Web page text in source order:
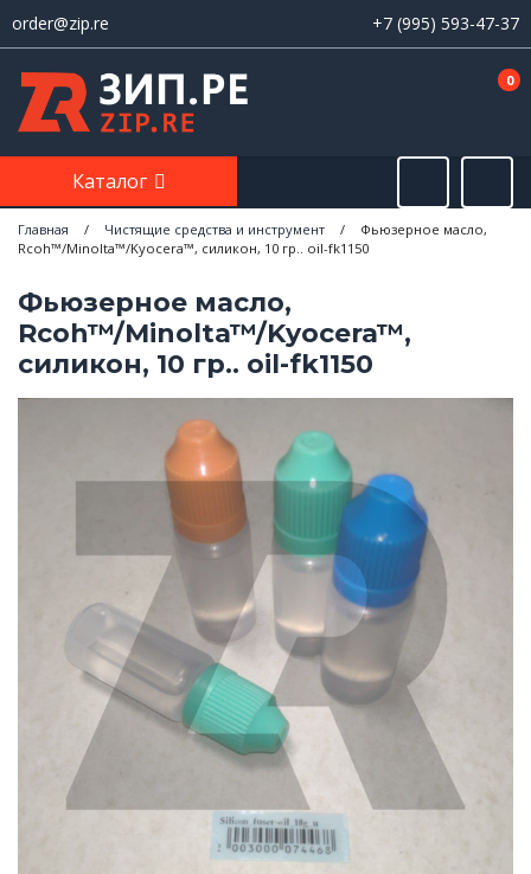
order@zip.re +7 (995) 593-47-37
0
Каталог
Главная / Чистящие средства и инструмент /
Фьюзерное масло,
Rcoh™/Minolta™/Kyocera™, силикон, 10 гр.. oil-fk1150
Фьюзерное масло,
Rcoh™/Minolta™/Kyocera™,
силикон, 10 гр.. oil-fk1150